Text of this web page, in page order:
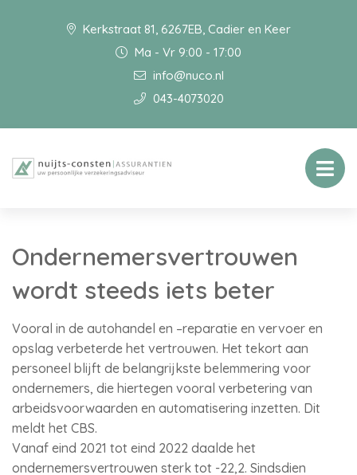
Kerkstraat 81, 6267EB, Cadier en Keer
Ma - Vr 9:00 - 17:00
info@nuco.nl
043-4073020
Ondernemersvertrouwen
wordt steeds iets beter
Vooral in de autohandel en –reparatie en vervoer en
opslag verbeterde het vertrouwen. Het tekort aan
personeel blijft de belangrijkste belemmering voor
ondernemers, die hiertegen vooral verbetering van
arbeidsvoorwaarden en automatisering inzetten. Dit
meldt het CBS.
Vanaf eind 2021 tot eind 2022 daalde het
ondernemersvertrouwen sterk tot -22,2. Sindsdien